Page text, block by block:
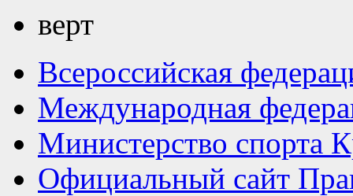
Всероссийская
Международная
Министерство спорта
Официальный сайт